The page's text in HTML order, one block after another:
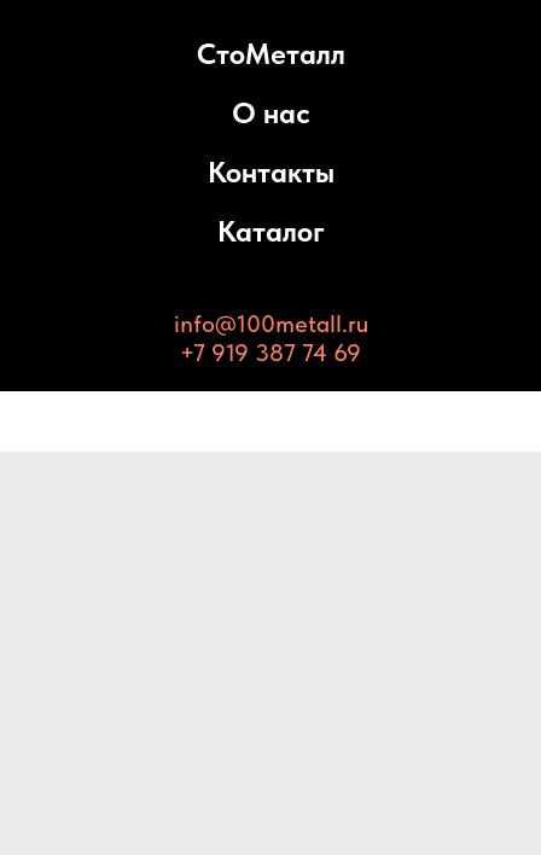
СтоМеталл
О нас
Контакты
Каталог
info@100metall.ru
+7 919 387 74 69